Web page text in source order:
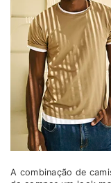
A combinação de